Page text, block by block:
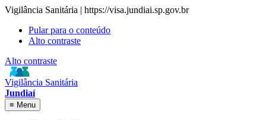
Vigilância Sanitária | https://visa.jundiai.sp.gov.br
Pular para o conteúdo
Alto contraste
Alto contraste
Vigilância Sanitária
Jundiaí
≡ Menu